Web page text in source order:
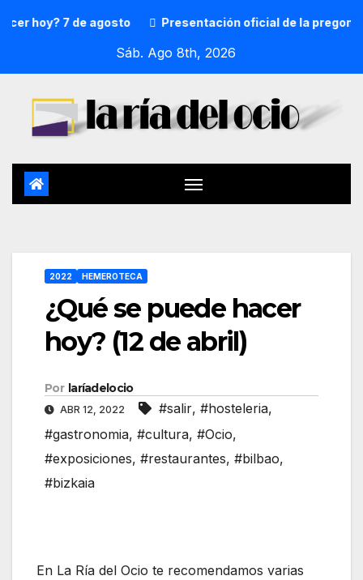
hoy? 7 de agosto Presentación oficial de la pregonera
Sáb. Ago 8th, 2026
2022 HEMEROTECA
¿Qué se puede hacer
hoy? (12 de abril)
Por laríadelocio
ABR 12, 2022 #salir, #hosteleria,
#gastronomia, #cultura, #Ocio,
#exposiciones, #restaurantes, #bilbao,
#bizkaia
En La Ría del Ocio te recomendamos varias